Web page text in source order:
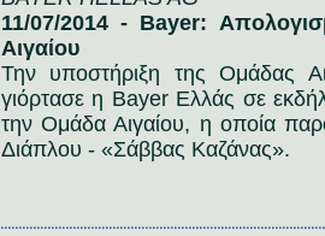
11/07/2014 - Bayer:
Αιγαίου
Την υποστήριξη της Ομάδας
γιόρτασε η Bayer Ελλάς σε
την Ομάδα Αιγαίου, η οποία
Διάπλου - «Σάββας Καζάνας».